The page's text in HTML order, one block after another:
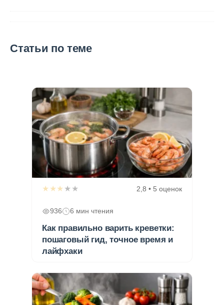
Статьи по теме
★★★★★ 2,8 • 5 оценок
936 6 мин чтения
Как правильно варить креветки:
пошаговый гид, точное время и
лайфхаки